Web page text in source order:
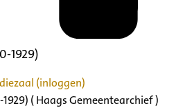
1929)
(inloggen)
( Haags Gemeentearchief )